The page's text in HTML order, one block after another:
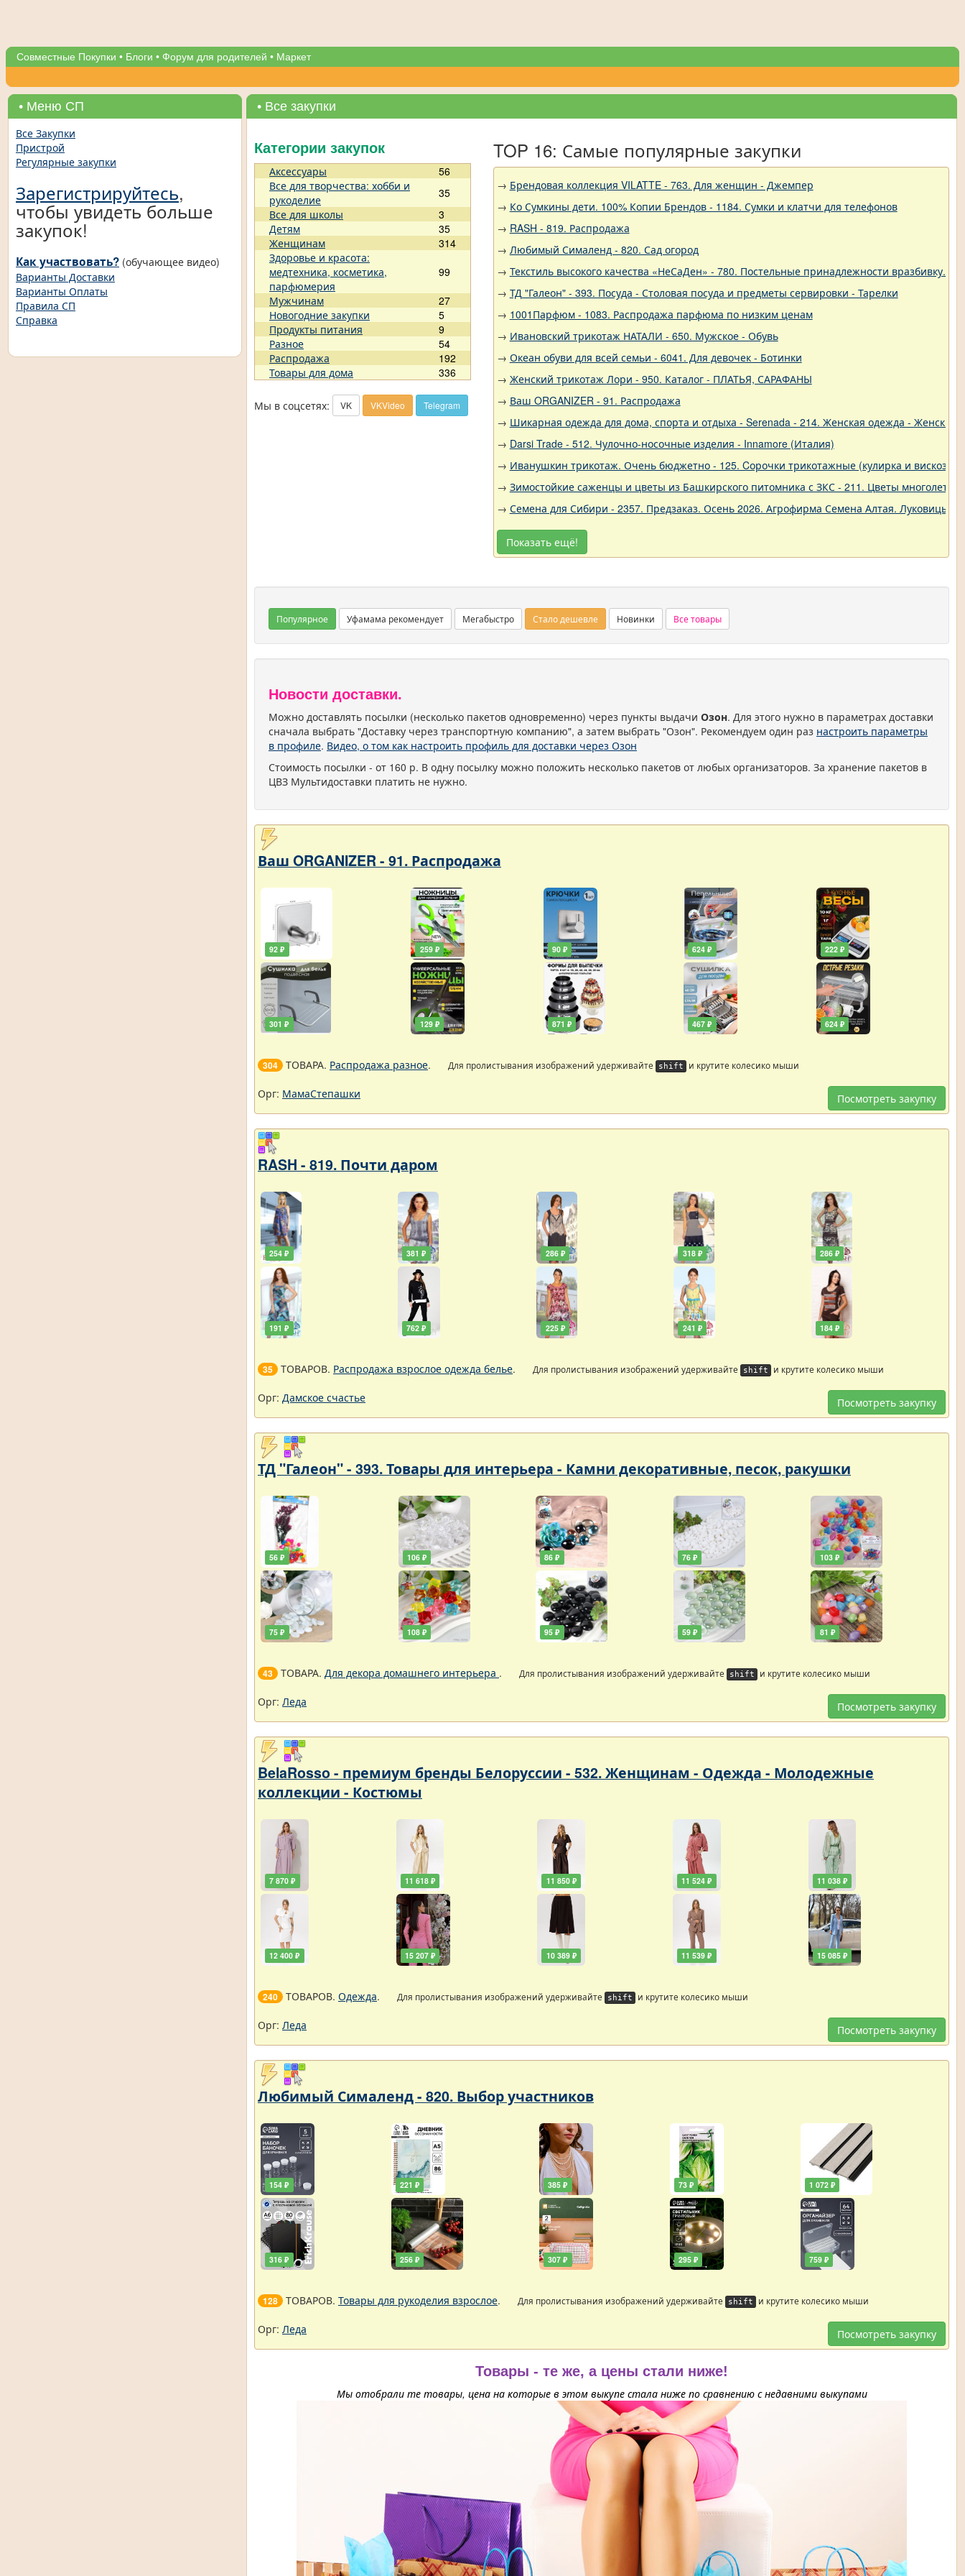
Совместные Покупки • Блоги • Форум для родителей • Маркет
• Меню СП
Все Закупки
Пристрой
Регулярные закупки
Зарегистрируйтесь,
чтобы увидеть больше
закупок!
Как участвовать? (обучающее видео)
Варианты Доставки
Варианты Оплаты
Правила СП
Справка
• Все закупки
Категории закупок
Аксессуары
56
Все для творчества: хобби и
рукоделие
35
Все для школы
3
Детям
35
Женщинам
314
Здоровье и красота:
медтехника, косметика,
парфюмерия
99
Мужчинам
27
Новогодние закупки
5
Продукты питания
9
Разное
54
Распродажа
192
Товары для дома
336
Мы в соцсетях: VK VKVideo Telegram
TOP 16: Самые популярные закупки
→ Брендовая коллекция VILATTE - 763. Для женщин - Джемпер
→ Ко Сумкины дети. 100% Копии Брендов - 1184. Сумки и клатчи для телефонов
→ RASH - 819. Распродажа
→ Любимый Сималенд - 820. Сад огород
→ Текстиль высокого качества «НеСаДен» - 780. Постельные принадлежности вразбивку.
→ ТД "Галеон" - 393. Посуда - Столовая посуда и предметы сервировки - Тарелки
→ 1001Парфюм - 1083. Распродажа парфюма по низким ценам
→ Ивановский трикотаж НАТАЛИ - 650. Мужское - Обувь
→ Океан обуви для всей семьи - 6041. Для девочек - Ботинки
→ Женский трикотаж Лори - 950. Каталог - ПЛАТЬЯ, САРАФАНЫ
→ Ваш ORGANIZER - 91. Распродажа
→ Шикарная одежда для дома, спорта и отдыха - Serenada - 214. Женская одежда - Женские
→ Darsi Trade - 512. Чулочно-носочные изделия - Innamore (Италия)
→ Иванушкин трикотаж. Очень бюджетно - 125. Cорочки трикотажные (кулирка и вискоза)
→ Зимостойкие саженцы и цветы из Башкирского питомника с ЗКС - 211. Цветы
→ Семена для Сибири - 2357. Предзаказ. Осень 2026. Агрофирма Семена Алтая. Луковицы.
Показать ещё!
Популярное Уфамама рекомендует Мегабыстро Стало дешевле Новинки Все товары
Новости доставки.
Можно доставлять посылки (несколько пакетов одновременно) через пункты выдачи Озон. Для этого нужно в параметрах доставки
сначала выбрать "Доставку через транспортную компанию", а затем выбрать "Озон". Рекомендуем один раз настроить параметры
в профиле. Видео, о том как настроить профиль для доставки через Озон
Стоимость посылки - от 160 р. В одну посылку можно положить несколько пакетов от любых организаторов. За хранение пакетов в
ЦВЗ Мультидоставки платить не нужно.
Ваш ORGANIZER - 91. Распродажа
92 ₽
301 ₽
259 ₽
129 ₽
90 ₽
871 ₽
624 ₽
467 ₽
222 ₽
624 ₽
304 ТОВАРА. Распродажа разное. Для пролистывания изображений удерживайте shift и крутите колесико мыши
Посмотреть закупку
Орг: МамаСтепашки
RASH - 819. Почти даром
254 ₽
191 ₽
381 ₽
762 ₽
286 ₽
225 ₽
318 ₽
241 ₽
286 ₽
184 ₽
35 ТОВАРОВ. Распродажа взрослое одежда белье. Для пролистывания изображений удерживайте shift и крутите колесико мыши
Посмотреть закупку
Орг: Дамское счастье
ТД "Галеон" - 393. Товары для интерьера - Камни декоративные, песок, ракушки
56 ₽
75 ₽
106 ₽
108 ₽
86 ₽
95 ₽
76 ₽
59 ₽
103 ₽
81 ₽
43 ТОВАРА. Для декора домашнего интерьера . Для пролистывания изображений удерживайте shift и крутите колесико мыши
Посмотреть закупку
Орг: Леда
BelaRosso - премиум бренды Белоруссии - 532. Женщинам - Одежда - Молодежные
коллекции - Костюмы
7 870 ₽
12 400 ₽
11 618 ₽
15 207 ₽
11 850 ₽
10 389 ₽
11 524 ₽
11 539 ₽
11 038 ₽
15 085 ₽
240 ТОВАРОВ. Одежда. Для пролистывания изображений удерживайте shift и крутите колесико мыши
Посмотреть закупку
Орг: Леда
Любимый Сималенд - 820. Выбор участников
154 ₽
316 ₽
221 ₽
256 ₽
385 ₽
307 ₽
73 ₽
295 ₽
1 072 ₽
759 ₽
128 ТОВАРОВ. Товары для рукоделия взрослое. Для пролистывания изображений удерживайте shift и крутите колесико мыши
Посмотреть закупку
Орг: Леда
Товары - те же, а цены стали ниже!
Мы отобрали те товары, цена на которые в этом выкупе стала ниже по сравнению с недавними выкупами